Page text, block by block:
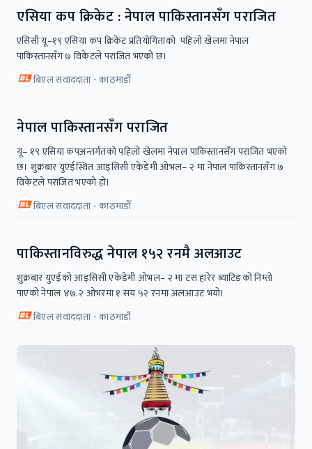
एसिया कप क्रिकेट : नेपाल पाकिस्तानसँग पराजित
एसिसी यू–१९ एसिया कप क्रिकेट प्रतियोगिताको पहिलो खेलमा नेपाल
पाकिस्तानसँग ७ विकेटले पराजित भएको छ।
बिएल संवाददाता - काठमाडाैँ
नेपाल पाकिस्तानसँग पराजित
यू– १९ एसिया कपअन्तर्गतको पहिलो खेलमा नेपाल पाकिस्तानसँग पराजित भएको
छ। शुक्रबार युएईस्थित आइसिसी एकेडेमी ओभल– २ मा नेपाल पाकिस्तानसँग ७
विकेटले पराजित भएको हो।
बिएल संवाददाता - काठमाडाैँ
पाकिस्तानविरुद्ध नेपाल १५२ रनमै अलआउट
शुक्रबार युएईको आइसिसी एकेडेमी ओभल– २ मा टस हारेर ब्याटिङको निम्तो
पाएको नेपाल ४७.२ ओभरमा १ सय ५२ रनमा अलआउट भयो।
बिएल संवाददाता - काठमाडौं